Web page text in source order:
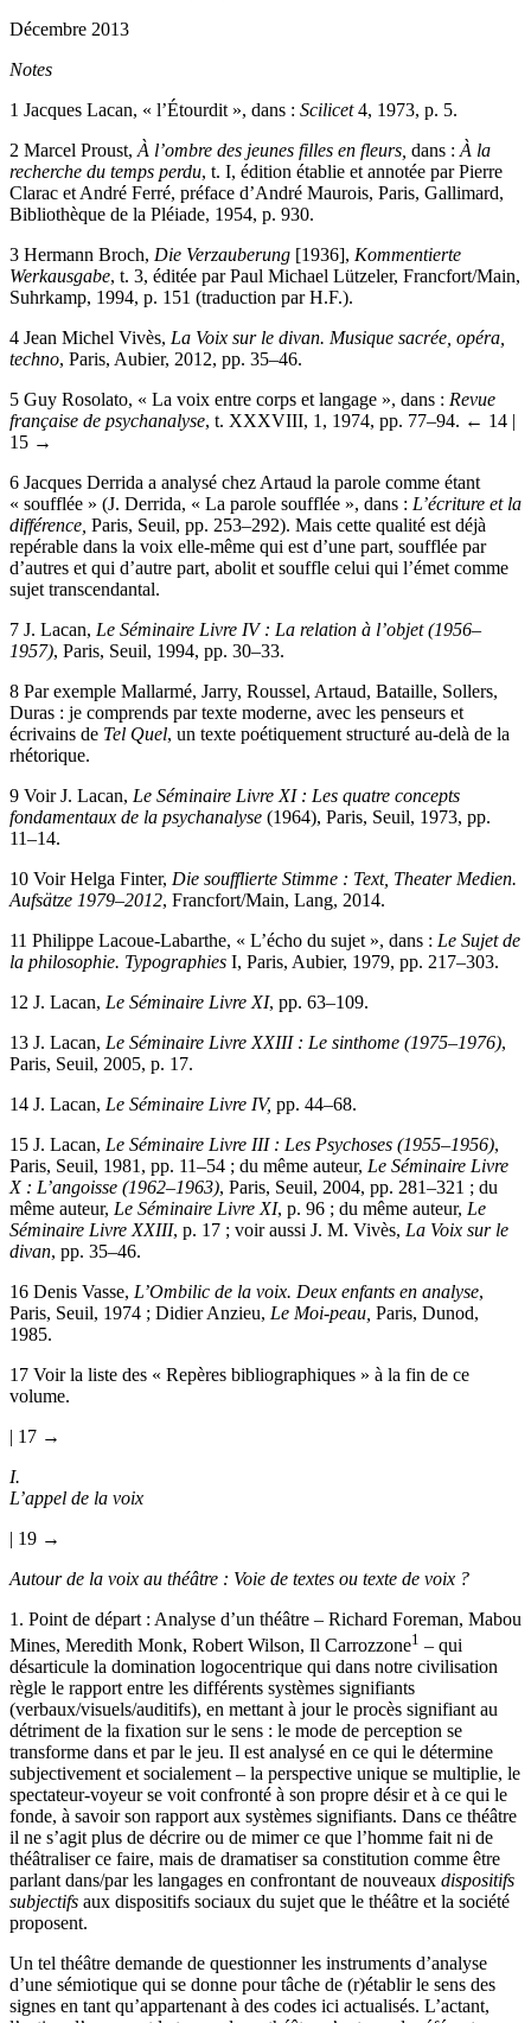
Décembre 2013
Notes
1 Jacques Lacan, « l’Étourdit », dans : Scilicet4, 1973, p. 5.
2 Marcel Proust, À l’ombre des jeunes filles en fleurs, dans : À la
recherche du temps perdu, t. I, édition établie et annotée par Pierre
Clarac et André Ferré, préface d’André Maurois, Paris, Gallimard,
Bibliothèque de la Pléiade, 1954, p. 930.
3 Hermann Broch, Die Verzauberung [1936], Kommentierte
Werkausgabe, t. 3, éditée par Paul Michael Lützeler, Francfort/Main,
Suhrkamp, 1994, p. 151 (traduction par H.F.).
4 Jean Michel Vivès, La Voix sur le divan. Musique sacrée, opéra,
techno, Paris, Aubier, 2012, pp. 35–46.
5 Guy Rosolato, « La voix entre corps et langage », dans : Revue
française de psychanalyse, t. XXXVIII, 1, 1974, pp. 77–94. ← 14 |
15 →
6 Jacques Derrida a analysé chez Artaud la parole comme étant
« soufflée » (J. Derrida, « La parole soufflée », dans : L’écriture et la
différence, Paris, Seuil, pp. 253–292). Mais cette qualité est déjà
repérable dans la voix elle-même qui est d’une part, soufflée par
d’autres et qui d’autre part, abolit et souffle celui qui l’émet comme
sujet transcendantal.
7 J. Lacan, Le Séminaire Livre IV : La relation à l’objet (1956–
1957), Paris, Seuil, 1994, pp. 30–33.
8 Par exemple Mallarmé, Jarry, Roussel, Artaud, Bataille, Sollers,
Duras : je comprends par texte moderne, avec les penseurs et
écrivains de Tel Quel, un texte poétiquement structuré au-delà de la
rhétorique.
9 Voir J. Lacan, Le Séminaire Livre XI : Les quatre concepts
fondamentaux de la psychanalyse (1964), Paris, Seuil, 1973, pp.
11–14.
10 Voir Helga Finter, Die soufflierte Stimme : Text, Theater Medien.
Aufsätze 1979–2012, Francfort/Main, Lang, 2014.
11 Philippe Lacoue-Labarthe, « L’écho du sujet », dans : Le Sujet de
la philosophie. Typographies I, Paris, Aubier, 1979, pp. 217–303.
12 J. Lacan, Le Séminaire Livre XI, pp. 63–109.
13 J. Lacan, Le Séminaire Livre XXIII : Le sinthome (1975–1976),
Paris, Seuil, 2005, p. 17.
14 J. Lacan, Le Séminaire Livre IV, pp. 44–68.
15 J. Lacan, Le Séminaire Livre III : Les Psychoses (1955–1956),
Paris, Seuil, 1981, pp. 11–54 ; du même auteur, Le Séminaire Livre
X : L’angoisse (1962–1963), Paris, Seuil, 2004, pp. 281–321 ; du
même auteur, Le Séminaire Livre XI, p. 96 ; du même auteur, Le
Séminaire Livre XXIII, p. 17 ; voir aussi J. M. Vivès, La Voix sur le
divan, pp. 35–46.
16 Denis Vasse, L’Ombilic de la voix. Deux enfants en analyse,
Paris, Seuil, 1974 ; Didier Anzieu, Le Moi-peau, Paris, Dunod,
1985.
17 Voir la liste des « Repères bibliographiques » à la fin de ce
volume.
| 17 →
I.
L’appel de la voix
| 19 →
Autour de la voix au théâtre : Voie de textes ou texte de voix ?
1. Point de départ : Analyse d’un théâtre – Richard Foreman, Mabou
Mines, Meredith Monk, Robert Wilson, Il Carrozzone1 – qui
désarticule la domination logocentrique qui dans notre civilisation
règle le rapport entre les différents systèmes signifiants
(verbaux/visuels/auditifs), en mettant à jour le procès signifiant au
détriment de la fixation sur le sens : le mode de perception se
transforme dans et par le jeu. Il est analysé en ce qui le détermine
subjectivement et socialement – la perspective unique se multiplie, le
spectateur-voyeur se voit confronté à son propre désir et à ce qui le
fonde, à savoir son rapport aux systèmes signifiants. Dans ce théâtre
il ne s’agit plus de décrire ou de mimer ce que l’homme fait ni de
théâtraliser ce faire, mais de dramatiser sa constitution comme être
parlant dans/par les langages en confrontant de nouveaux dispositifs
subjectifs aux dispositifs sociaux du sujet que le théâtre et la société
proposent.
Un tel théâtre demande de questionner les instruments d’analyse
d’une sémiotique qui se donne pour tâche de (r)établir le sens des
signes en tant qu’appartenant à des codes ici actualisés. L’actant,